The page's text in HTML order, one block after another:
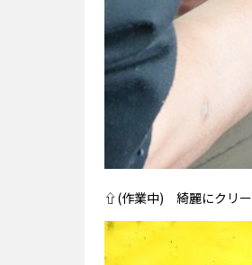
⇧(作業中) 綺麗にクリー